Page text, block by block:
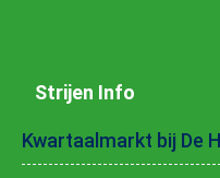
Strijen Info
Kwartaalmarkt bij De